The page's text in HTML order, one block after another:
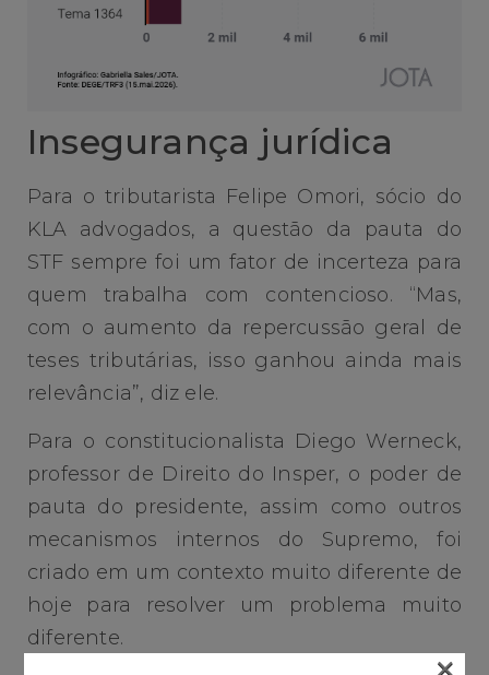
Insegurança jurídica
Para o tributarista Felipe Omori, sócio do
KLA advogados, a questão da pauta do
STF sempre foi um fator de incerteza para
quem trabalha com contencioso. “Mas,
com o aumento da repercussão geral de
teses tributárias, isso ganhou ainda mais
relevância”, diz ele.
Para o constitucionalista Diego Werneck,
professor de Direito do Insper, o poder de
pauta do presidente, assim como outros
mecanismos internos do Supremo, foi
criado em um contexto muito diferente de
hoje para resolver um problema muito
diferente.
×